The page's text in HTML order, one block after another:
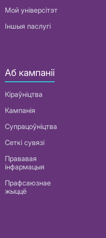
Мой універсітэт
Іншыя паслугі
Аб кампаніі
Кіраўніцтва
Кампанія
Супрацоўніцтва
Сеткі сувязі
Прававая
інфармацыя
Прафсаюзнае
жыццё